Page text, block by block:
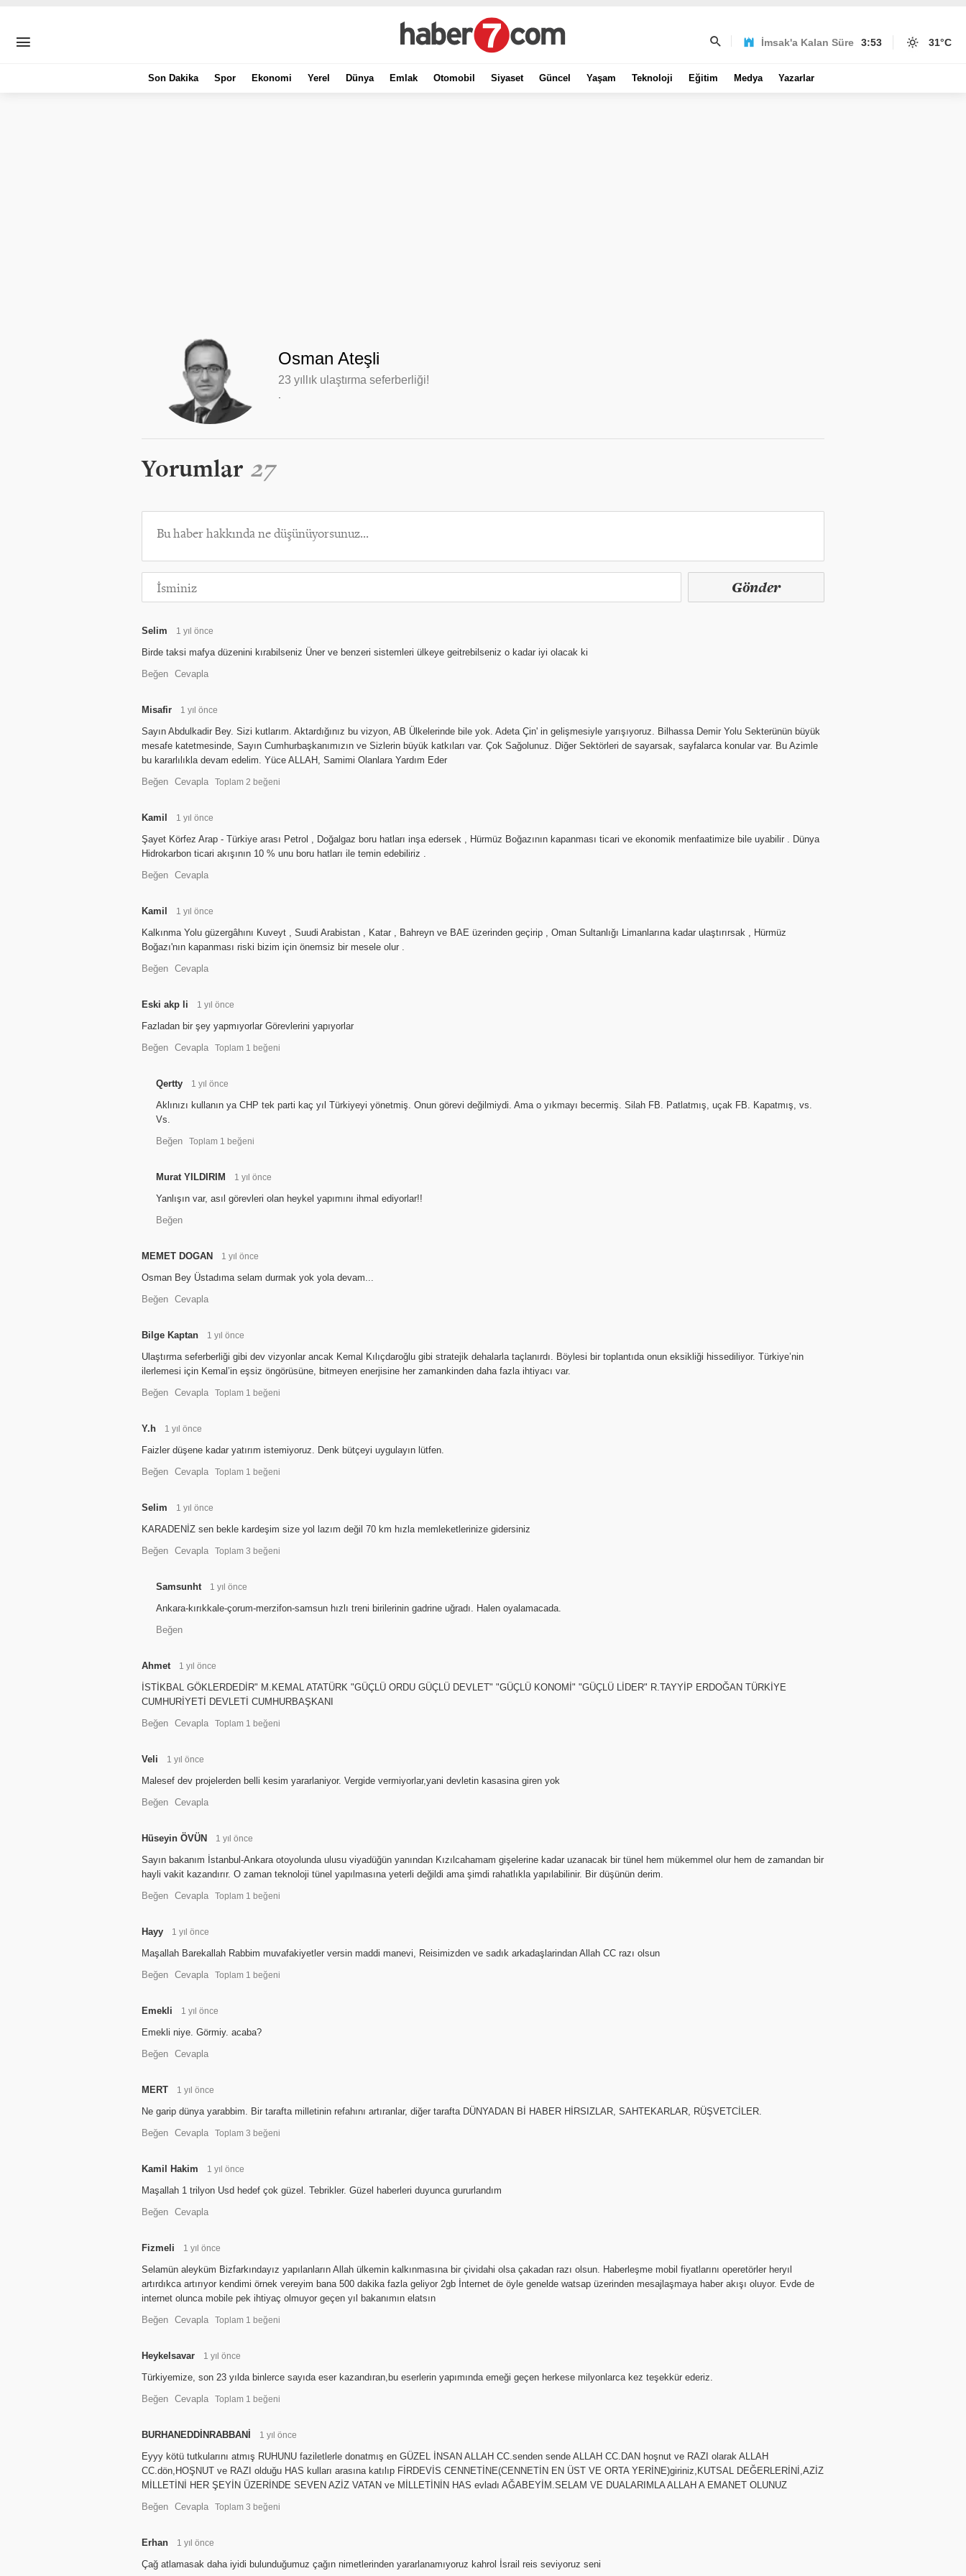
İmsak'a Kalan Süre 3:53 31°C
Son Dakika Spor Ekonomi Yerel Dünya Emlak Otomobil Siyaset Güncel Yaşam Teknoloji Eğitim Medya Yazarlar
Osman Ateşli
23 yıllık ulaştırma seferberliği!
Yorumlar 27
Gönder
Selim 1 yıl önce
Birde taksi mafya düzenini kırabilseniz Üner ve benzeri sistemleri ülkeye geitrebilseniz o kadar iyi olacak ki
Beğen Cevapla
Misafir 1 yıl önce
Sayın Abdulkadir Bey. Sizi kutlarım. Aktardığınız bu vizyon, AB Ülkelerinde bile yok. Adeta Çin' in gelişmesiyle yarışıyoruz. Bilhassa Demir Yolu Sekterünün büyük
mesafe katetmesinde, Sayın Cumhurbaşkanımızın ve Sizlerin büyük katkıları var. Çok Sağolunuz. Diğer Sektörleri de sayarsak, sayfalarca konular var. Bu Azimle
bu kararlılıkla devam edelim. Yüce ALLAH, Samimi Olanlara Yardım Eder
Beğen Cevapla Toplam 2 beğeni
Kamil 1 yıl önce
Şayet Körfez Arap - Türkiye arası Petrol , Doğalgaz boru hatları inşa edersek , Hürmüz Boğazının kapanması ticari ve ekonomik menfaatimize bile uyabilir . Dünya
Hidrokarbon ticari akışının 10 % unu boru hatları ile temin edebiliriz .
Beğen Cevapla
Kamil 1 yıl önce
Kalkınma Yolu güzergâhını Kuveyt , Suudi Arabistan , Katar , Bahreyn ve BAE üzerinden geçirip , Oman Sultanlığı Limanlarına kadar ulaştırırsak , Hürmüz
Boğazı'nın kapanması riski bizim için önemsiz bir mesele olur .
Beğen Cevapla
Eski akp li 1 yıl önce
Fazladan bir şey yapmıyorlar Görevlerini yapıyorlar
Beğen Cevapla Toplam 1 beğeni
Qertty 1 yıl önce
Aklınızı kullanın ya CHP tek parti kaç yıl Türkiyeyi yönetmiş. Onun görevi değilmiydi. Ama o yıkmayı becermiş. Silah FB. Patlatmış, uçak FB. Kapatmış, vs.
Vs.
Beğen
Toplam 1 beğeni
Murat YILDIRIM 1 yıl önce
Yanlışın var, asıl görevleri olan heykel yapımını ihmal ediyorlar!!
Beğen
MEMET DOGAN 1 yıl önce
Osman Bey Üstadıma selam durmak yok yola devam...
Beğen Cevapla
Bilge Kaptan 1 yıl önce
Ulaştırma seferberliği gibi dev vizyonlar ancak Kemal Kılıçdaroğlu gibi stratejik dehalarla taçlanırdı. Böylesi bir toplantıda onun eksikliği hissediliyor. Türkiye’nin
ilerlemesi için Kemal’in eşsiz öngörüsüne, bitmeyen enerjisine her zamankinden daha fazla ihtiyacı var.
Beğen Cevapla Toplam 1 beğeni
Y.h 1 yıl önce
Faizler düşene kadar yatırım istemiyoruz. Denk bütçeyi uygulayın lütfen.
Beğen Cevapla Toplam 1 beğeni
Selim 1 yıl önce
KARADENİZ sen bekle kardeşim size yol lazım değil 70 km hızla memleketlerinize gidersiniz
Beğen Cevapla Toplam 3 beğeni
Samsunht 1 yıl önce
Ankara-kırıkkale-çorum-merzifon-samsun hızlı treni birilerinin gadrine uğradı. Halen oyalamacada.
Beğen
Ahmet 1 yıl önce
İSTİKBAL GÖKLERDEDİR" M.KEMAL ATATÜRK "GÜÇLÜ ORDU GÜÇLÜ DEVLET" "GÜÇLÜ KONOMİ" "GÜÇLÜ LİDER" R.TAYYİP ERDOĞAN TÜRKİYE
CUMHURİYETİ DEVLETİ CUMHURBAŞKANI
Beğen Cevapla Toplam 1 beğeni
Veli 1 yıl önce
Malesef dev projelerden belli kesim yararlaniyor. Vergide vermiyorlar,yani devletin kasasina giren yok
Beğen Cevapla
Hüseyin ÖVÜN 1 yıl önce
Sayın bakanım İstanbul-Ankara otoyolunda ulusu viyadüğün yanından Kızılcahamam gişelerine kadar uzanacak bir tünel hem mükemmel olur hem de zamandan bir
hayli vakit kazandırır. O zaman teknoloji tünel yapılmasına yeterli değildi ama şimdi rahatlıkla yapılabilinir. Bir düşünün derim.
Beğen Cevapla Toplam 1 beğeni
Hayy 1 yıl önce
Maşallah Barekallah Rabbim muvafakiyetler versin maddi manevi, Reisimizden ve sadık arkadaşlarindan Allah CC razı olsun
Beğen Cevapla Toplam 1 beğeni
Emekli 1 yıl önce
Emekli niye. Görmiy. acaba?
Beğen Cevapla
MERT 1 yıl önce
Ne garip dünya yarabbim. Bir tarafta milletinin refahını artıranlar, diğer tarafta DÜNYADAN Bİ HABER HİRSIZLAR, SAHTEKARLAR, RÜŞVETCİLER.
Beğen Cevapla Toplam 3 beğeni
Kamil Hakim 1 yıl önce
Maşallah 1 trilyon Usd hedef çok güzel. Tebrikler. Güzel haberleri duyunca gururlandım
Beğen Cevapla
Fizmeli 1 yıl önce
Selamün aleyküm Bizfarkındayız yapılanların Allah ülkemin kalkınmasına bir çividahi olsa çakadan razı olsun. Haberleşme mobil fiyatlarını operetörler heryıl
artırdıkca artırıyor kendimi örnek vereyim bana 500 dakika fazla geliyor 2gb İnternet de öyle genelde watsap üzerinden mesajlaşmaya haber akışı oluyor. Evde de
internet olunca mobile pek ihtiyaç olmuyor geçen yıl bakanımın elatsın
Beğen Cevapla Toplam 1 beğeni
Heykelsavar 1 yıl önce
Türkiyemize, son 23 yılda binlerce sayıda eser kazandıran,bu eserlerin yapımında emeği geçen herkese milyonlarca kez teşekkür ederiz.
Beğen Cevapla Toplam 1 beğeni
BURHANEDDİNRABBANİ 1 yıl önce
Eyyy kötü tutkularını atmış RUHUNU faziletlerle donatmış en GÜZEL İNSAN ALLAH CC.senden sende ALLAH CC.DAN hoşnut ve RAZI olarak ALLAH
CC.dön,HOŞNUT ve RAZI olduğu HAS kulları arasına katılıp FİRDEVİS CENNETİNE(CENNETİN EN ÜST VE ORTA YERİNE)giriniz,KUTSAL DEĞERLERİNİ,AZİZ
MİLLETİNİ HER ŞEYİN ÜZERİNDE SEVEN AZİZ VATAN ve MİLLETİNİN HAS evladı AĞABEYİM.SELAM VE DUALARIMLA ALLAH A EMANET OLUNUZ
Beğen Cevapla Toplam 3 beğeni
Erhan 1 yıl önce
Çağ atlamasak daha iyidi bulunduğumuz çağın nimetlerinden yararlanamıyoruz kahrol İsrail reis seviyoruz seni